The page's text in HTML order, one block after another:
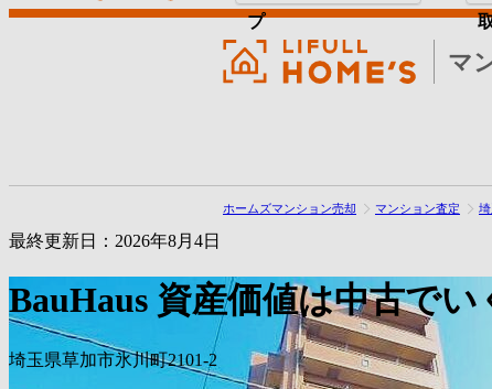
マ
プ
ホームズマンション売却 マンション査定
最終更新日：2026年8月4日
BauHaus 資産価値は中古でい
埼玉県草加市氷川町2101-2